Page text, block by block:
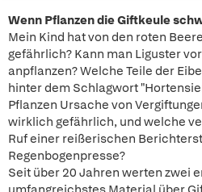
Wenn Pflanzen die Giftkeule
Mein Kind hat von den roten
gefährlich? Kann man Liguster
anpflanzen? Welche Teile der
hinter dem Schlagwort
Pflanzen Ursache von
wirklich gefährlich, und welche
Ruf einer reißerischen
Regenbogenpresse?
Seit über 20 Jahren werten zwei